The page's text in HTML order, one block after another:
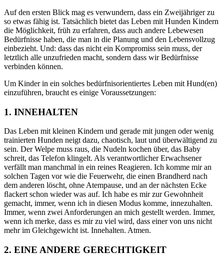
Auf den ersten Blick mag es verwundern, dass ein Zweijähriger zu
so etwas fähig ist. Tatsächlich bietet das Leben mit Hunden Kindern
die Möglichkeit, früh zu erfahren, dass auch andere Lebewesen
Bedürfnisse haben, die man in die Planung und den Lebensvollzug
einbezieht. Und: dass das nicht ein Kompromiss sein muss, der
letztlich alle unzufrieden macht, sondern dass wir Bedürfnisse
verbinden können.
Um Kinder in ein solches bedürfnisorientiertes Leben mit Hund(en)
einzuführen, braucht es einige Voraussetzungen:
1. INNEHALTEN
Das Leben mit kleinen Kindern und gerade mit jungen oder wenig
trainierten Hunden neigt dazu, chaotisch, laut und überwältigend zu
sein. Der Welpe muss raus, die Nudeln kochen über, das Baby
schreit, das Telefon klingelt. Als verantwortlicher Erwachsener
verfällt man manchmal in ein reines Reagieren. Ich komme mir an
solchen Tagen vor wie die Feuerwehr, die einen Brandherd nach
dem anderen löscht, ohne Atempause, und an der nächsten Ecke
ﬂackert schon wieder was auf. Ich habe es mir zur Gewohnheit
gemacht, immer, wenn ich in diesen Modus komme, innezuhalten.
Immer, wenn zwei Anforderungen an mich gestellt werden. Immer,
wenn ich merke, dass es mir zu viel wird, dass einer von uns nicht
mehr im Gleichgewicht ist. Innehalten. Atmen.
2. EINE ANDERE GERECHTIGKEIT